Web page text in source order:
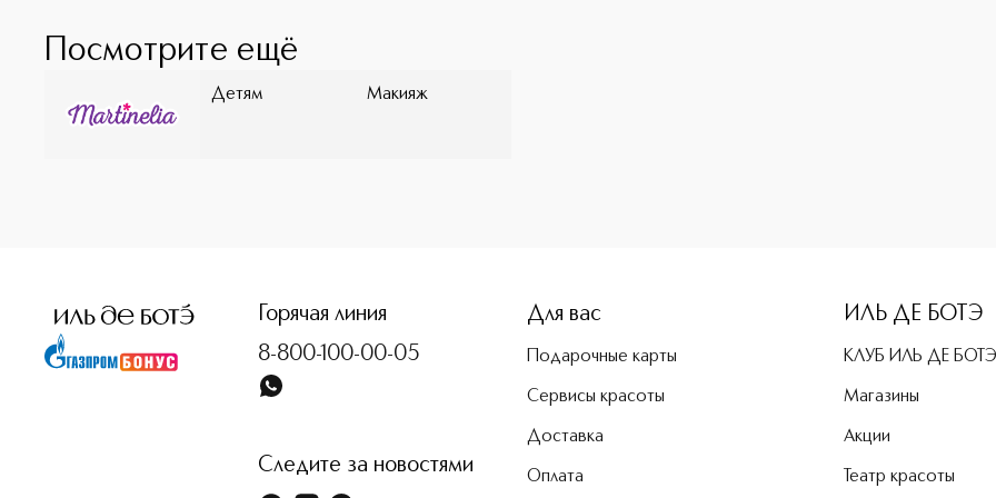
Посмотрите ещё
Детям Макияж
Горячая линия
8-800-100-00-05
Следите за новостями
Для вас
Подарочные карты
Сервисы красоты
Доставка
Оплата
ИЛЬ ДЕ БОТЭ
КЛУБ ИЛЬ ДЕ БОТЭ
Магазины
Акции
Театр красоты